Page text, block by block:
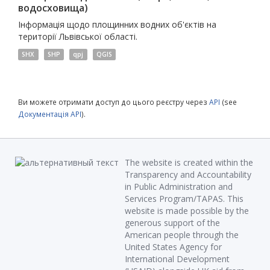
водосховища)
Інформація щодо площинних водних об'єктів на
території Львівської області.
SHX SHP qpj QGIS
Ви можете отримати доступ до цього реєстру через API (see
Документація API).
The website is created within the
Transparency and Accountability
in Public Administration and
Services Program/TAPAS. This
website is made possible by the
generous support of the
American people through the
United States Agency for
International Development